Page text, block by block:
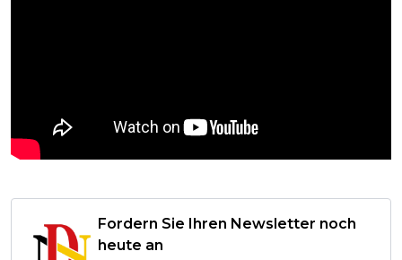
Fordern Sie Ihren Newsletter noch
heute an